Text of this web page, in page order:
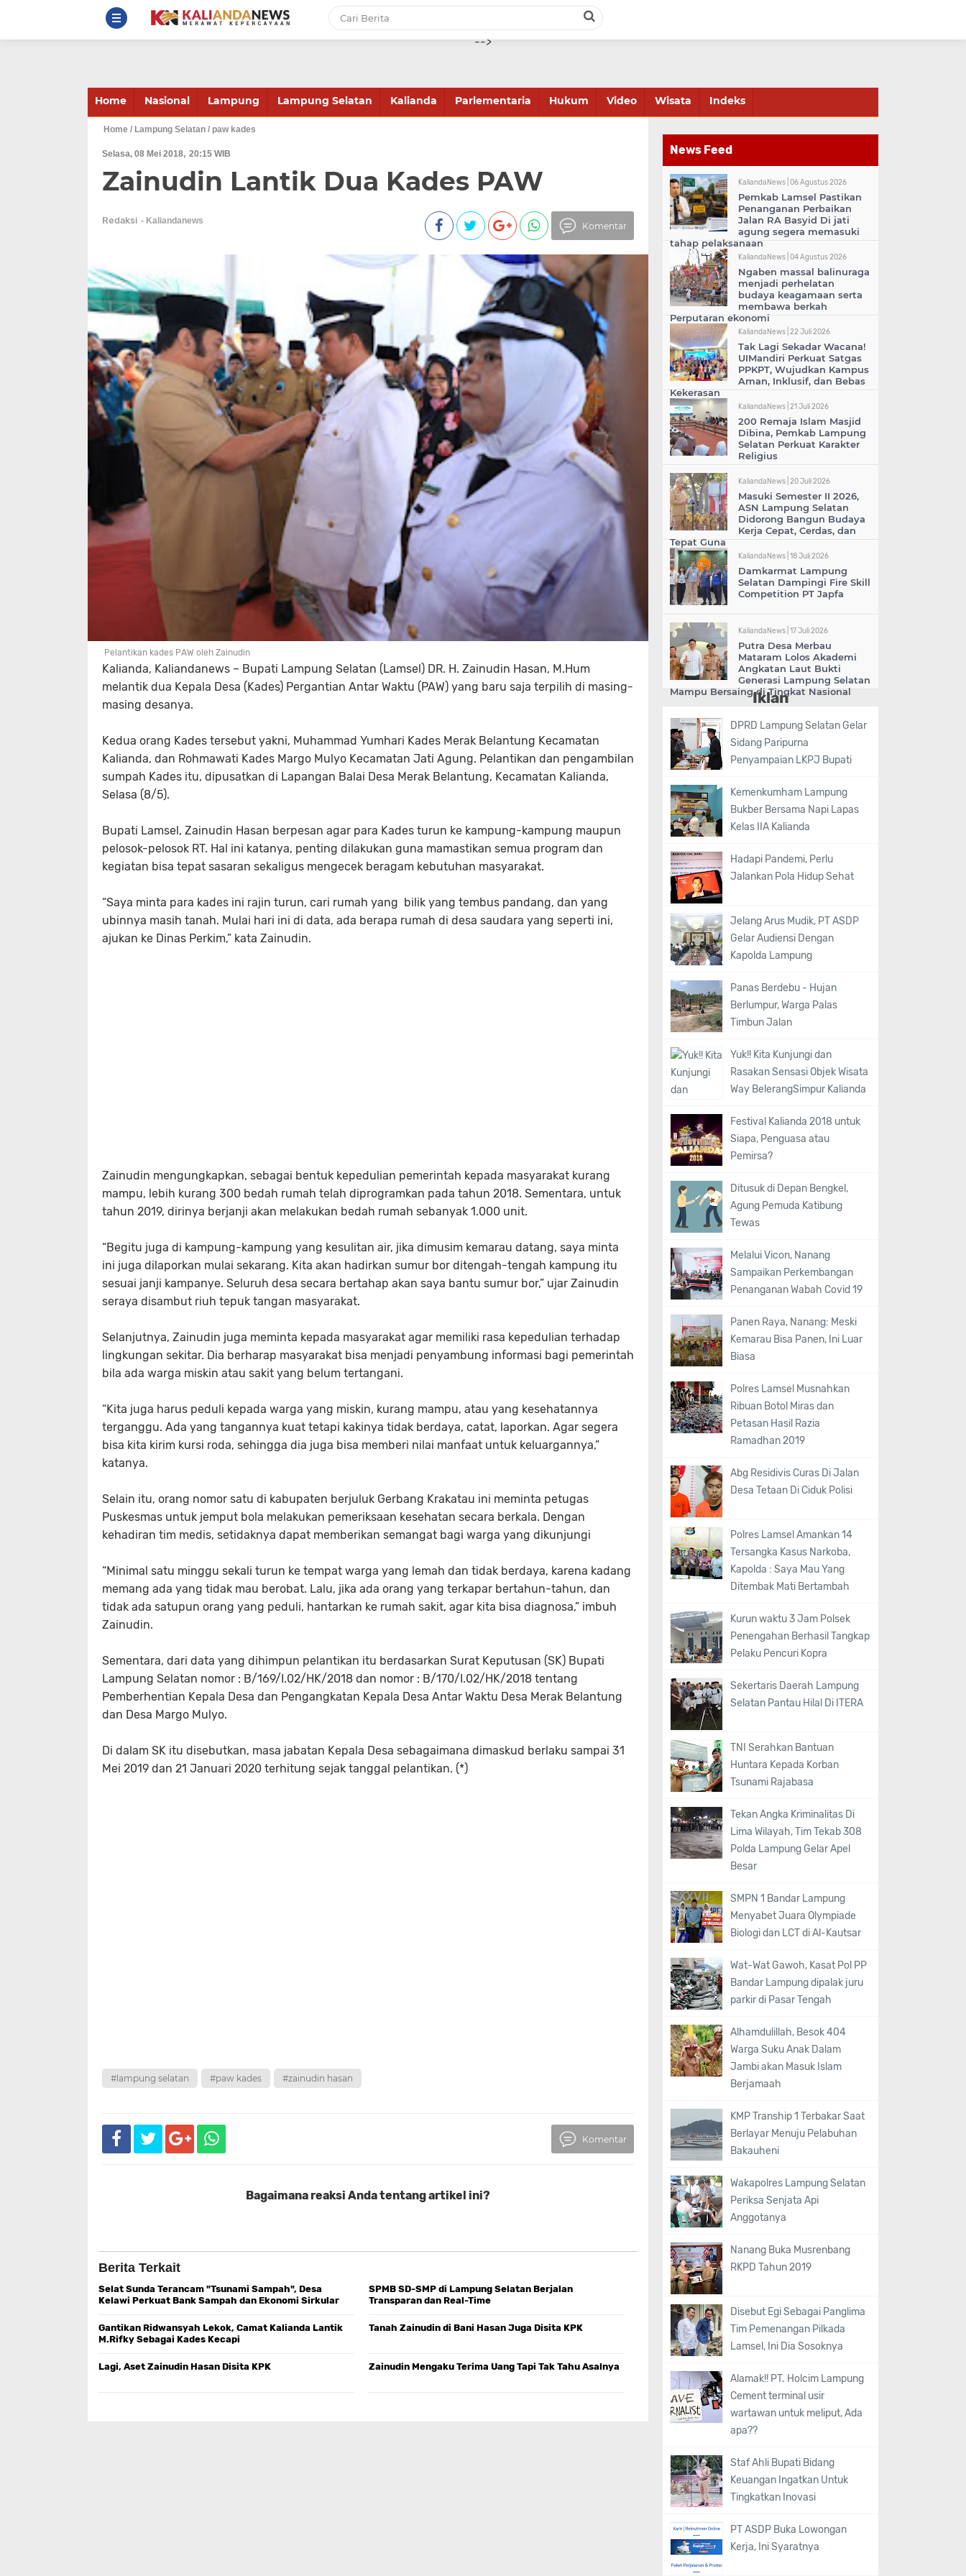
-->
Home Nasional Lampung Lampung Selatan Kalianda Parlementaria Hukum Video Wisata Indeks
Home / Lampung Selatan / paw kades
Selasa, 08 Mei 2018 20:15 WIB
Zainudin Lantik Dua Kades PAW
Redaksi
Komentar
Pelantikan kades PAW oleh Zainudin
Kalianda, Kaliandanews – Bupati Lampung Selatan (Lamsel) DR. H. Zainudin Hasan, M.Hum
melantik dua Kepala Desa (Kades) Pergantian Antar Waktu (PAW) yang baru saja terpilih di masing-
masing desanya.
Kedua orang Kades tersebut yakni, Muhammad Yumhari Kades Merak Belantung Kecamatan
Kalianda, dan Rohmawati Kades Margo Mulyo Kecamatan Jati Agung. Pelantikan dan pengambilan
sumpah Kades itu, dipusatkan di Lapangan Balai Desa Merak Belantung, Kecamatan Kalianda,
Selasa (8/5).
Bupati Lamsel, Zainudin Hasan berpesan agar para Kades turun ke kampung-kampung maupun
pelosok-pelosok RT. Hal ini katanya, penting dilakukan guna mamastikan semua program dan
kegiatan bisa tepat sasaran sekaligus mengecek beragam kebutuhan masyarakat.
“Saya minta para kades ini rajin turun, cari rumah yang bilik yang tembus pandang, dan yang
ubinnya masih tanah. Mulai hari ini di data, ada berapa rumah di desa saudara yang seperti ini,
ajukan ke Dinas Perkim,” kata Zainudin.
Zainudin mengungkapkan, sebagai bentuk kepedulian pemerintah kepada masyarakat kurang
mampu, lebih kurang 300 bedah rumah telah diprogramkan pada tahun 2018. Sementara, untuk
tahun 2019, dirinya berjanji akan melakukan bedah rumah sebanyak 1.000 unit.
“Begitu juga di kampung-kampung yang kesulitan air, jika dimusim kemarau datang, saya minta
ini juga dilaporkan mulai sekarang. Kita akan hadirkan sumur bor ditengah-tengah kampung itu
sesuai janji kampanye. Seluruh desa secara bertahap akan saya bantu sumur bor,” ujar Zainudin
seraya disambut riuh tepuk tangan masyarakat.
Selanjutnya, Zainudin juga meminta kepada masyarakat agar memiliki rasa kepedulian terhadap
lingkungan sekitar. Dia berharap masyarakat bisa menjadi penyambung informasi bagi pemerintah
bila ada warga miskin atau sakit yang belum tertangani.
“Kita juga harus peduli kepada warga yang miskin, kurang mampu, atau yang kesehatannya
terganggu. Ada yang tangannya kuat tetapi kakinya tidak berdaya, catat, laporkan. Agar segera
bisa kita kirim kursi roda, sehingga dia juga bisa memberi nilai manfaat untuk keluargannya,”
katanya.
Selain itu, orang nomor satu di kabupaten berjuluk Gerbang Krakatau ini meminta petugas
Puskesmas untuk jemput bola melakukan pemeriksaan kesehatan secara berkala. Dengan
kehadiran tim medis, setidaknya dapat memberikan semangat bagi warga yang dikunjungi
“Minimal satu minggu sekali turun ke tempat warga yang lemah dan tidak berdaya, karena kadang
memang ada yang tidak mau berobat. Lalu, jika ada orang yang terkapar bertahun-tahun, dan
tidak ada satupun orang yang peduli, hantarkan ke rumah sakit, agar kita bisa diagnosa,” imbuh
Zainudin.
Sementara, dari data yang dihimpun pelantikan itu berdasarkan Surat Keputusan (SK) Bupati
Lampung Selatan nomor : B/169/I.02/HK/2018 dan nomor : B/170/I.02/HK/2018 tentang
Pemberhentian Kepala Desa dan Pengangkatan Kepala Desa Antar Waktu Desa Merak Belantung
dan Desa Margo Mulyo.
Di dalam SK itu disebutkan, masa jabatan Kepala Desa sebagaimana dimaskud berlaku sampai 31
Mei 2019 dan 21 Januari 2020 terhitung sejak tanggal pelantikan. (*)
#lampung selatan #paw kades #zainudin hasan
Komentar
Bagaimana reaksi Anda tentang artikel ini?
Berita Terkait
Selat Sunda Terancam "Tsunami Sampah", Desa
Kelawi Perkuat Bank Sampah dan Ekonomi Sirkular
SPMB SD-SMP di Lampung Selatan Berjalan
Transparan dan Real-Time
Gantikan Ridwansyah Lekok, Camat Kalianda Lantik
M.Rifky Sebagai Kades Kecapi
Tanah Zainudin di Bani Hasan Juga Disita KPK
Lagi, Aset Zainudin Hasan Disita KPK Zainudin Mengaku Terima Uang Tapi Tak Tahu Asalnya
News Feed
KaliandaNews | 06 Agustus 2026
Pemkab Lamsel Pastikan
Penanganan Perbaikan
Jalan RA Basyid Di jati
agung segera memasuki
tahap pelaksanaan
KaliandaNews | 04 Agustus 2026
Ngaben massal balinuraga
menjadi perhelatan
budaya keagamaan serta
membawa berkah
Perputaran ekonomi
KaliandaNews | 22 Juli 2026
Tak Lagi Sekadar Wacana!
UIMandiri Perkuat Satgas
PPKPT, Wujudkan Kampus
Aman, Inklusif, dan Bebas
Kekerasan
KaliandaNews | 21 Juli 2026
200 Remaja Islam Masjid
Dibina, Pemkab Lampung
Selatan Perkuat Karakter
Religius
KaliandaNews | 20 Juli 2026
Masuki Semester II 2026,
ASN Lampung Selatan
Didorong Bangun Budaya
Kerja Cepat, Cerdas, dan
Tepat Guna
KaliandaNews | 18 Juli 2026
Damkarmat Lampung
Selatan Dampingi Fire Skill
Competition PT Japfa
KaliandaNews | 17 Juli 2026
Putra Desa Merbau
Mataram Lolos Akademi
Angkatan Laut Bukti
Generasi Lampung Selatan
Mampu Bersaing di Tingkat Nasional
Iklan
DPRD Lampung Selatan Gelar
Sidang Paripurna
Penyampaian LKPJ Bupati
Kemenkumham Lampung
Bukber Bersama Napi Lapas
Kelas IIA Kalianda
Hadapi Pandemi, Perlu
Jalankan Pola Hidup Sehat
Jelang Arus Mudik, PT ASDP
Gelar Audiensi Dengan
Kapolda Lampung
Panas Berdebu - Hujan
Berlumpur, Warga Palas
Timbun Jalan
Yuk!! Kita Kunjungi dan
Rasakan Sensasi Objek Wisata
Way BelerangSimpur Kalianda
Festival Kalianda 2018 untuk
Siapa, Penguasa atau
Pemirsa?
Ditusuk di Depan Bengkel,
Agung Pemuda Katibung
Tewas
Melalui Vicon, Nanang
Sampaikan Perkembangan
Penanganan Wabah Covid 19
Panen Raya, Nanang: Meski
Kemarau Bisa Panen, Ini Luar
Biasa
Polres Lamsel Musnahkan
Ribuan Botol Miras dan
Petasan Hasil Razia
Ramadhan 2019
Abg Residivis Curas Di Jalan
Desa Tetaan Di Ciduk Polisi
Polres Lamsel Amankan 14
Tersangka Kasus Narkoba,
Kapolda : Saya Mau Yang
Ditembak Mati Bertambah
Kurun waktu 3 Jam Polsek
Penengahan Berhasil Tangkap
Pelaku Pencuri Kopra
Sekertaris Daerah Lampung
Selatan Pantau Hilal Di ITERA
TNI Serahkan Bantuan
Huntara Kepada Korban
Tsunami Rajabasa
Tekan Angka Kriminalitas Di
Lima Wilayah, Tim Tekab 308
Polda Lampung Gelar Apel
Besar
SMPN 1 Bandar Lampung
Menyabet Juara Olympiade
Biologi dan LCT di Al-Kautsar
Wat-Wat Gawoh, Kasat Pol PP
Bandar Lampung dipalak juru
parkir di Pasar Tengah
Alhamdulillah, Besok 404
Warga Suku Anak Dalam
Jambi akan Masuk Islam
Berjamaah
KMP Tranship 1 Terbakar Saat
Berlayar Menuju Pelabuhan
Bakauheni
Wakapolres Lampung Selatan
Periksa Senjata Api
Anggotanya
Nanang Buka Musrenbang
RKPD Tahun 2019
Disebut Egi Sebagai Panglima
Tim Pemenangan Pilkada
Lamsel, Ini Dia Sosoknya
Alamak!! PT. Holcim Lampung
Cement terminal usir
wartawan untuk meliput, Ada
apa??
Staf Ahli Bupati Bidang
Keuangan Ingatkan Untuk
Tingkatkan Inovasi
PT ASDP Buka Lowongan
Kerja, Ini Syaratnya